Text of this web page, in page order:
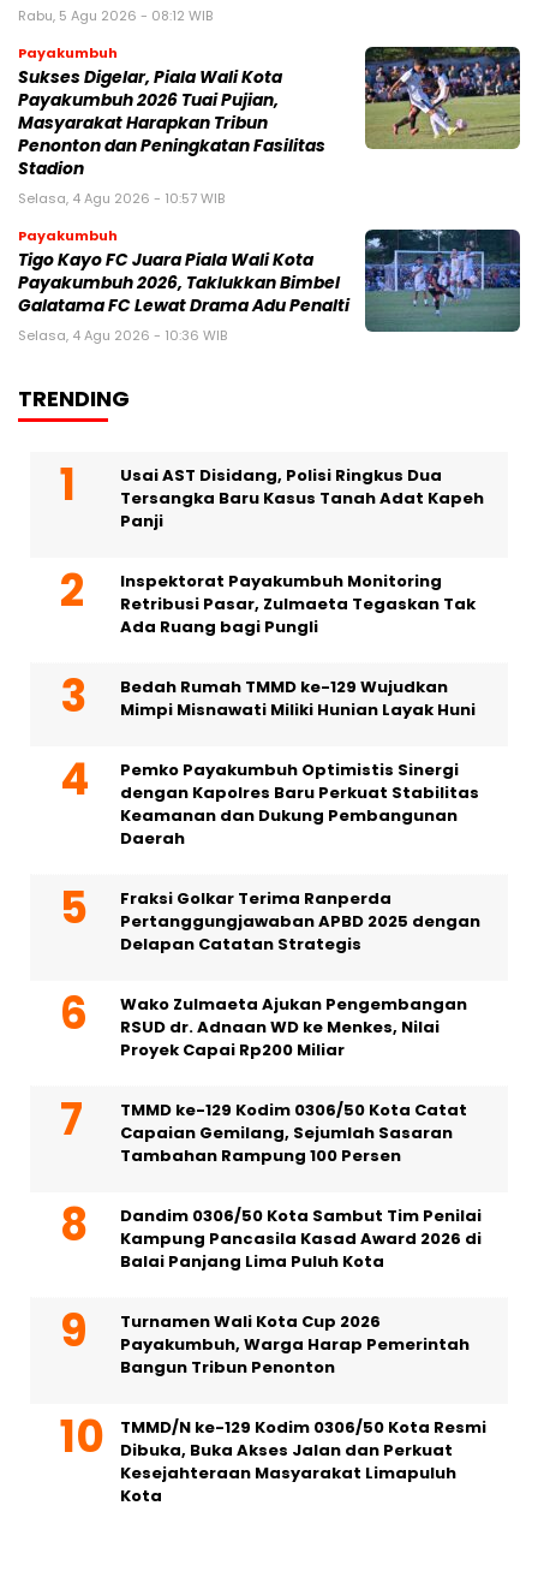
Rabu, 5 Agu 2026 - 08:12 WIB
Payakumbuh
Sukses Digelar, Piala Wali Kota
Payakumbuh 2026 Tuai Pujian,
Masyarakat Harapkan Tribun
Penonton dan Peningkatan Fasilitas
Stadion
Selasa, 4 Agu 2026 - 10:57 WIB
Payakumbuh
Tigo Kayo FC Juara Piala Wali Kota
Payakumbuh 2026, Taklukkan Bimbel
Galatama FC Lewat Drama Adu Penalti
Selasa, 4 Agu 2026 - 10:36 WIB
TRENDING
Usai AST Disidang, Polisi Ringkus Dua
Tersangka Baru Kasus Tanah Adat Kapeh
Panji
Inspektorat Payakumbuh Monitoring
Retribusi Pasar, Zulmaeta Tegaskan Tak
Ada Ruang bagi Pungli
Bedah Rumah TMMD ke-129 Wujudkan
Mimpi Misnawati Miliki Hunian Layak Huni
Pemko Payakumbuh Optimistis Sinergi
dengan Kapolres Baru Perkuat Stabilitas
Keamanan dan Dukung Pembangunan
Daerah
Fraksi Golkar Terima Ranperda
Pertanggungjawaban APBD 2025 dengan
Delapan Catatan Strategis
Wako Zulmaeta Ajukan Pengembangan
RSUD dr. Adnaan WD ke Menkes, Nilai
Proyek Capai Rp200 Miliar
TMMD ke-129 Kodim 0306/50 Kota Catat
Capaian Gemilang, Sejumlah Sasaran
Tambahan Rampung 100 Persen
Dandim 0306/50 Kota Sambut Tim Penilai
Kampung Pancasila Kasad Award 2026 di
Balai Panjang Lima Puluh Kota
Turnamen Wali Kota Cup 2026
Payakumbuh, Warga Harap Pemerintah
Bangun Tribun Penonton
TMMD/N ke-129 Kodim 0306/50 Kota Resmi
Dibuka, Buka Akses Jalan dan Perkuat
Kesejahteraan Masyarakat Limapuluh
Kota